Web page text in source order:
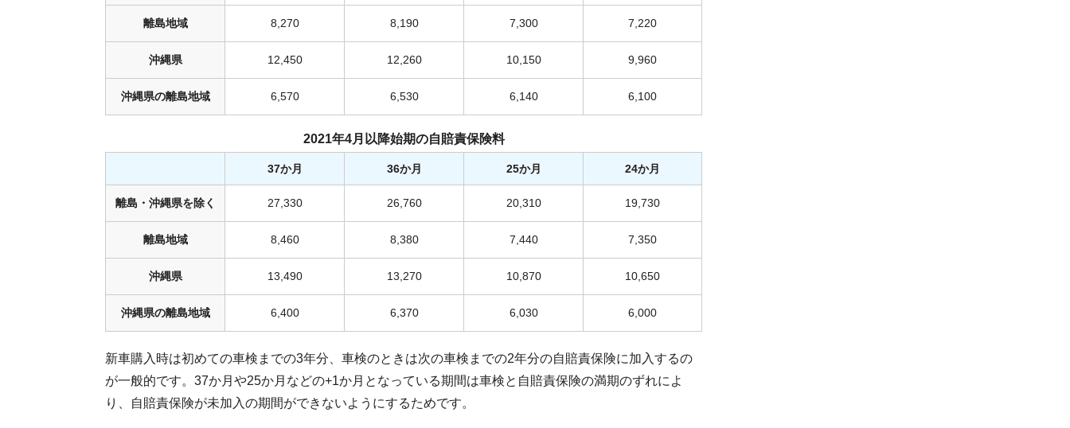
離島地域 8,270 8,190 7,300 7,220
沖縄県 12,450 12,260 10,150 9,960
沖縄県の離島地域 6,570 6,530 6,140 6,100
2021年4月以降始期の自賠責保険料
37か月 36か月 25か月 24か月
離島・沖縄県を除く 27,330 26,760 20,310 19,730
離島地域 8,460 8,380 7,440 7,350
沖縄県 13,490 13,270 10,870 10,650
沖縄県の離島地域 6,400 6,370 6,030 6,000
新車購入時は初めての車検までの3年分、車検のときは次の車検までの2年分の自賠責保険に加入するの
が一般的です。37か月や25か月などの+1か月となっている期間は車検と自賠責保険の満期のずれによ
り、自賠責保険が未加入の期間ができないようにするためです。